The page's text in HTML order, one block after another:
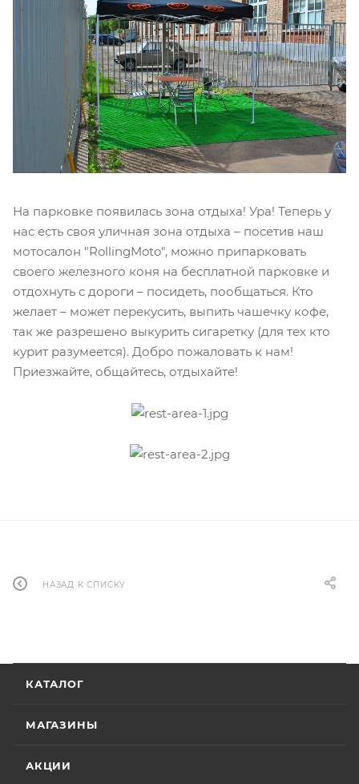
На парковке появилась зона отдыха! Ура! Теперь у
нас есть своя уличная зона отдыха – посетив наш
мотосалон "RollingMoto", можно припарковать
своего железного коня на бесплатной парковке и
отдохнуть с дороги – посидеть, пообщаться. Кто
желает – может перекусить, выпить чашечку кофе,
так же разрешено выкурить сигаретку (для тех кто
курит разумеется). Добро пожаловать к нам!
Приезжайте, общайтесь, отдыхайте!
НАЗАД К СПИСКУ
КАТАЛОГ
МАГАЗИНЫ
АКЦИИ